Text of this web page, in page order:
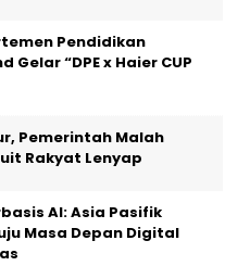
Pendidikan
Gelar “DPE x Haier CUP
Pemerintah Malah
Rakyat Lenyap
AI: Asia Pasifik
Masa Depan Digital